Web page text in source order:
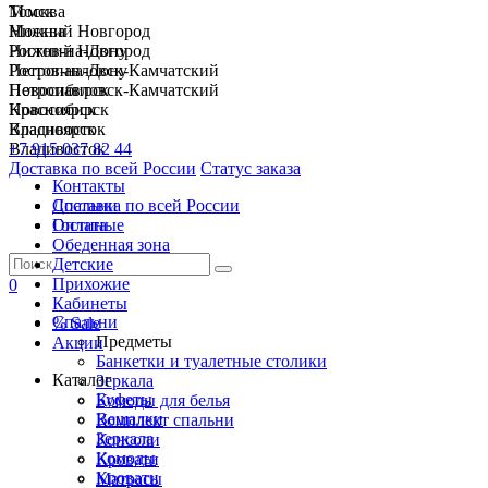
Москва
Нижний Новгород
Ростов-на-Дону
Петропавловск-Камчатский
Новосибирск
Красноярск
Владивосток
+7 915 037 82 44
Доставка по всей России Статус заказа
Спальни
Гостиные
Обеденная зона
Детские
Прихожие
Кабинеты
% Sale
Акции
Каталог
Буфеты
Вешалки
Зеркала
Комоды
Кровати
Томск
Москва
Нижний Новгород
Ростов-на-Дону
Петропавловск-Камчатский
Новосибирск
Красноярск
Владивосток
Контакты
Доставка по всей России
Оплата
0
Спальни
Предметы
Банкетки и туалетные столики
Зеркала
Комоды для белья
Комплект спальни
Консоли
Кровати
Матрасы